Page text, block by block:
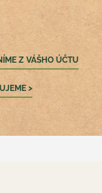
Z VÁŠHO ÚČTU
>